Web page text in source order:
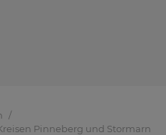
Pinneberg und Stormarn